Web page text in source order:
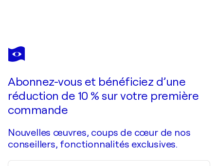
BEN BERGSTEIN
Neatness Counts
Abonnez-vous et bénéficiez d’une
réduction de 10 % sur votre première
commande
Nouvelles œuvres, coups de cœur de nos
conseillers, fonctionnalités exclusives.